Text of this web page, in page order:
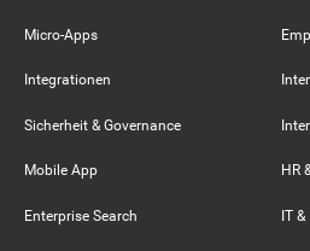
Micro-Apps
Integrationen
Sicherheit & Governance
Mobile App
Enterprise Search
HR
IT